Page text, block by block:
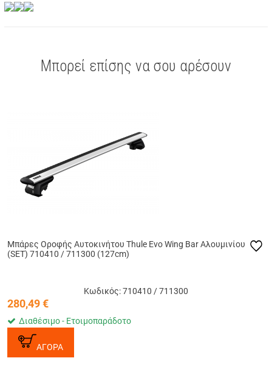
Μπορεί επίσης να σου αρέσουν
Μπάρες Οροφής Αυτοκινήτου Thule Evo Wing Bar Αλουμινίου
(SET) 710410 / 711300 (127cm)
Κωδικός: 710410 / 711300
280,49€
Διαθέσιμο - Ετοιμοπαράδοτο
ΑΓΟΡΑ